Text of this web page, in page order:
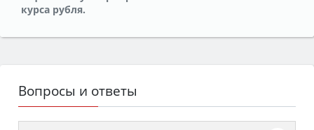
курса рубля.
Вопросы и ответы